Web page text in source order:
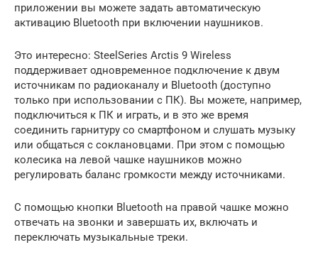
приложении вы можете задать автоматическую
активацию Bluetooth при включении наушников.
Это интересно: SteelSeries Arctis 9 Wireless
поддерживает одновременное подключение к двум
источникам по радиоканалу и Bluetooth (доступно
только при использовании с ПК). Вы можете, например,
подключиться к ПК и играть, и в это же время
соединить гарнитуру со смартфоном и слушать музыку
или общаться с соклановцами. При этом с помощью
колесика на левой чашке наушников можно
регулировать баланс громкости между источниками.
С помощью кнопки Bluetooth на правой чашке можно
отвечать на звонки и завершать их, включать и
переключать музыкальные треки.